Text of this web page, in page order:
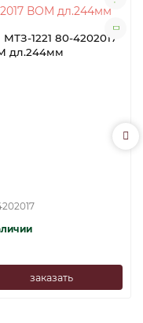
МТЗ-1221 80-4202017
дл.244мм
заказать